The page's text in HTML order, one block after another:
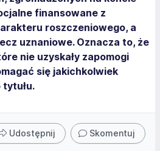
finansowane z
roszczeniowego, a
uznaniowe. Oznacza to, że
nie uzyskały zapomogi
się jakichkolwiek
Udostępnij Skomentuj